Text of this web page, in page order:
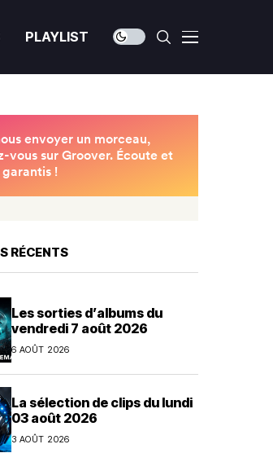
PLAYLIST
RÉCENTS
Les sorties d’albums du
vendredi 7 août 2026
6 AOÛT 2026
La sélection de clips du lundi
03 août 2026
3 AOÛT 2026